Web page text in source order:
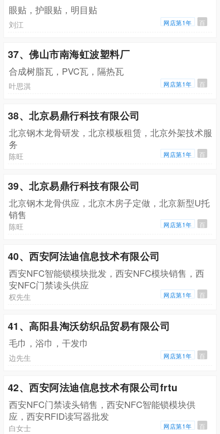
眼贴，护眼贴，明目贴
刘江 网店第1年 百
37、佛山市南海虹波塑料厂
合成树脂瓦，PVC瓦，隔热瓦
叶思淇 网店第1年 百
38、北京易鼎行科技有限公司
北京钢木龙骨研发，北京模板租赁，北京外架技术服
务
陈旺 网店第1年 百
39、北京易鼎行科技有限公司
北京钢木龙骨供应，北京木房子定做，北京新型U托
销售
陈旺 网店第1年 百
40、西安阿法迪信息技术有限公司
西安NFC智能锁模块批发，西安NFC模块销售，西
安NFC门禁读头供应
权先生 网店第1年 百
41、高阳县淘沃纺织品贸易有限公司
毛巾，浴巾，干发巾
边先生 网店第1年 百
42、西安阿法迪信息技术有限公司frtu
西安NFC门禁读头销售，西安NFC智能锁模块供
应，西安RFID读写器批发
白女士 网店第1年 百